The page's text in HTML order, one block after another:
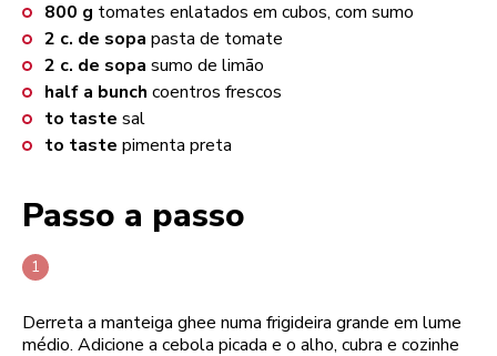
800 g tomates enlatados em cubos, com sumo
2 c. de sopa pasta de tomate
2 c. de sopa sumo de limão
half a bunch coentros frescos
to taste sal
to taste pimenta preta
Passo a passo
Derreta a manteiga ghee numa frigideira grande em lume
médio. Adicione a cebola picada e o alho, cubra e cozinhe